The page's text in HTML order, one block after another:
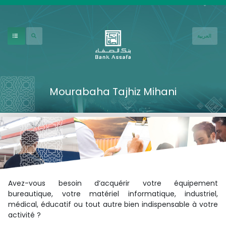
العربية
Mourabaha Tajhiz Mihani
Avez-vous besoin d’acquérir votre équipement
bureautique, votre matériel informatique, industriel,
médical, éducatif ou tout autre bien indispensable à votre
activité ?